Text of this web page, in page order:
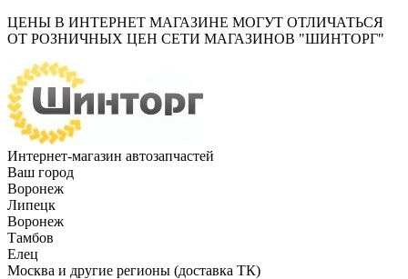
ЦЕНЫ В ИНТЕРНЕТ МАГАЗИНЕ МОГУТ ОТЛИЧАТЬСЯ
ОТ РОЗНИЧНЫХ ЦЕН СЕТИ МАГАЗИНОВ "ШИНТОРГ"
Интернет-магазин автозапчастей
Ваш город
Воронеж
Липецк
Воронеж
Тамбов
Елец
Москва и другие регионы (доставка ТК)